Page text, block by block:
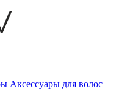
Аксессуары для волос